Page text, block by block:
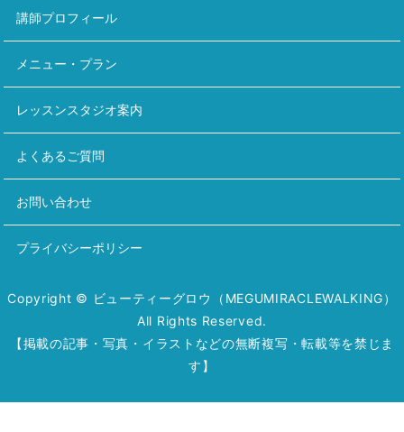
講師プロフィール
メニュー・プラン
レッスンスタジオ案内
よくあるご質問
お問い合わせ
プライバシーポリシー
Copyright © ビューティーグロウ（MEGUMIRACLEWALKING）
All Rights Reserved.
【掲載の記事・写真・イラストなどの無断複写・転載等を禁じま
す】